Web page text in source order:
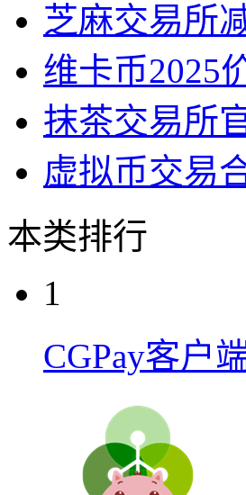
芝麻交易所
维卡币2025
抹茶交易所
虚拟币交易
本类排行
1
CGPay客户